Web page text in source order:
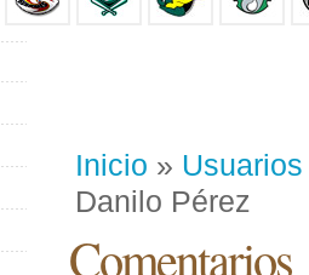
Inicio » Usuarios
Danilo Pérez
Comentarios